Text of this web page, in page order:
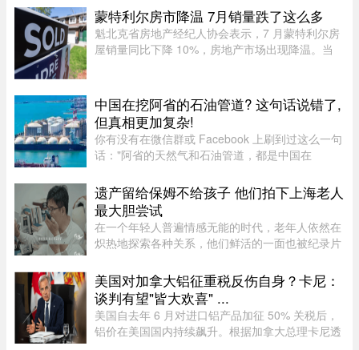
旨在简化运营模式，将更 ...
蒙特利尔房市降温 7月销量跌了这么多
魁北克省房地产经纪人协会表示，7 月蒙特利尔房
屋销量同比下降 10%，房地产市场出现降温。当
地区所有房屋类型以及各 ...
中国在挖阿省的石油管道? 这句话说错了,
但真相更加复杂!
你有没有在微信群或 Facebook 上刷到过这么一句
话："阿省的天然气和石油管道，都是中国在
片，看起来"有图有真相"。那它到底是不是真的？
答案很简单：不准确，甚至可以说 ...
遗产留给保姆不给孩子 他们拍下上海老人
最大胆尝试
在一个年轻人普遍情感无能的时代，老年人依然在
炽热地探索各种关系，他们鲜活的一面也被纪录片
配和情感纠纷片段，《前浪》系列在做的其实是激
发大众重新审视每个人都将 ...
美国对加拿大铝征重税反伤自身？卡尼：
谈判有望"皆大欢喜" ...
美国自去年 6 月对进口铝产品加征 50% 关税后，
铝价在美国国内持续飙升。根据加拿大总理卡尼透